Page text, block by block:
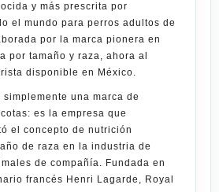
y más prescrita por
el mundo para perros adultos de
por la marca pionera en
por tamaño y raza, ahora al
disponible en México.
simplemente una marca de
es la empresa que
el concepto de nutrición
de raza en la industria de
de compañía. Fundada en
francés Henri Lagarde, Royal